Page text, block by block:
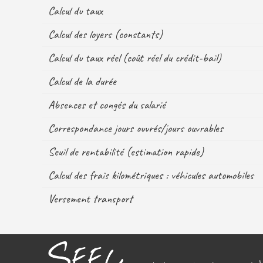
Calcul du taux
Calcul des loyers (constants)
Calcul du taux réel (coût réel du crédit-bail)
Calcul de la durée
Absences et congés du salarié
Correspondance jours ouvrés/jours ouvrables
Seuil de rentabilité (estimation rapide)
Calcul des frais kilométriques : véhicules automobiles
Versement transport